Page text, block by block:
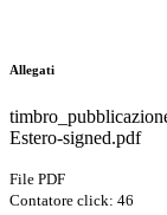
Allegati
Estero-signed.pdf
File PDF
Contatore click: 46